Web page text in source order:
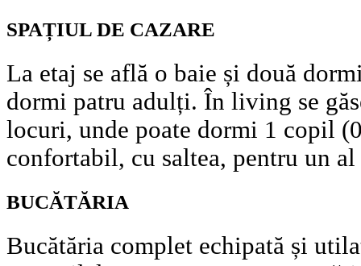
SPAȚIUL DE CAZARE
La etaj se află o baie și două
dormi patru adulți. În living se
locuri, unde poate dormi 1 copil
confortabil, cu saltea, pentru un
BUCĂTĂRIA
Bucătăria complet echipată și